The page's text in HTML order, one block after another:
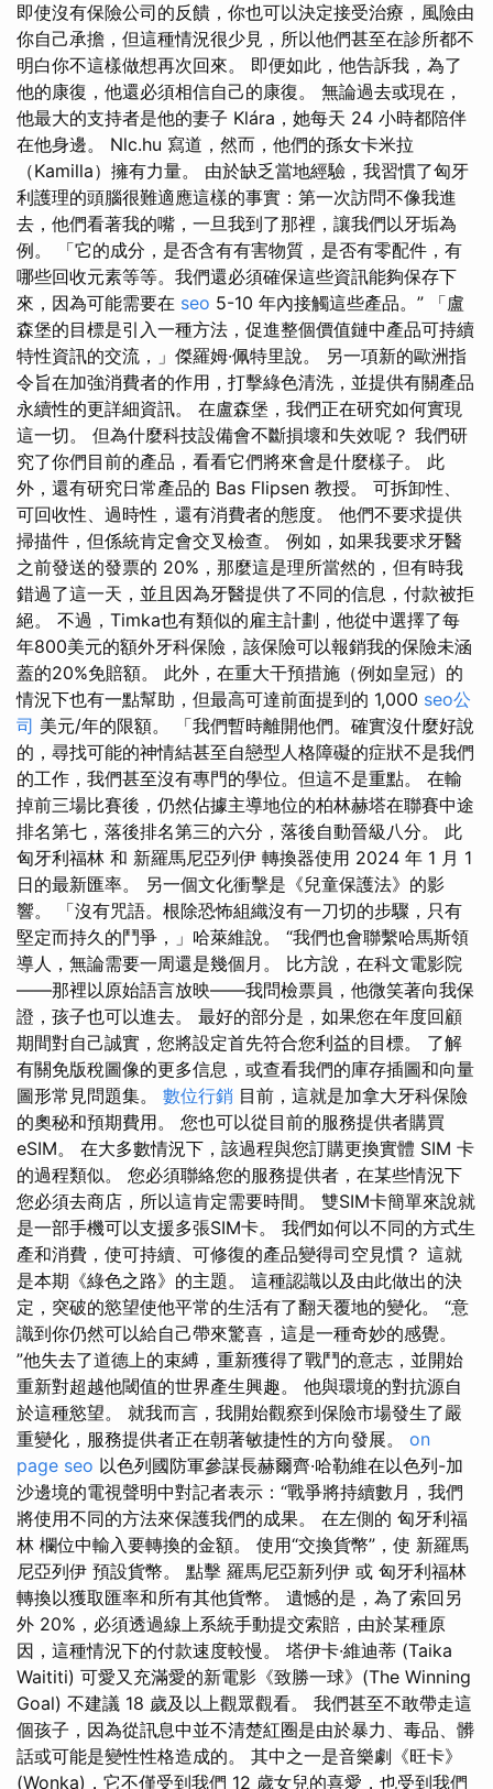
即使沒有保險公司的反饋，你也可以決定接受治療，風險由
你自己承擔，但這種情況很少見，所以他們甚至在診所都不
明白你不這樣做想再次回來。 即便如此，他告訴我，為了
他的康復，他還必須相信自己的康復。 無論過去或現在，
他最大的支持者是他的妻子 Klára，她每天 24 小時都陪伴
在他身邊。 Nlc.hu 寫道，然而，他們的孫女卡米拉
（Kamilla）擁有力量。 由於缺乏當地經驗，我習慣了匈牙
利護理的頭腦很難適應這樣的事實：第一次訪問不像我進
去，他們看著我的嘴，一旦我到了那裡，讓我們以牙垢為
例。 「它的成分，是否含有有害物質，是否有零配件，有
哪些回收元素等等。我們還必須確保這些資訊能夠保存下
來，因為可能需要在 seo 5-10 年內接觸這些產品。” 「盧
森堡的目標是引入一種方法，促進整個價值鏈中產品可持續
特性資訊的交流，」傑羅姆·佩特里說。 另一項新的歐洲指
令旨在加強消費者的作用，打擊綠色清洗，並提供有關產品
永續性的更詳細資訊。 在盧森堡，我們正在研究如何實現
這一切。 但為什麼科技設備會不斷損壞和失效呢？ 我們研
究了你們目前的產品，看看它們將來會是什麼樣子。 此
外，還有研究日常產品的 Bas Flipsen 教授。 可拆卸性、
可回收性、過時性，還有消費者的態度。 他們不要求提供
掃描件，但係統肯定會交叉檢查。 例如，如果我要求牙醫
之前發送的發票的 20%，那麼這是理所當然的，但有時我
錯過了這一天，並且因為牙醫提供了不同的信息，付款被拒
絕。 不過，Timka也有類似的雇主計劃，他從中選擇了每
年800美元的額外牙科保險，該保險可以報銷我的保險未涵
蓋的20%免賠額。 此外，在重大干預措施（例如皇冠）的
情況下也有一點幫助，但最高可達前面提到的 1,000 seo公
司 美元/年的限額。 「我們暫時離開他們。確實沒什麼好說
的，尋找可能的神情結甚至自戀型人格障礙的症狀不是我們
的工作，我們甚至沒有專門的學位。但這不是重點。 在輸
掉前三場比賽後，仍然佔據主導地位的柏林赫塔在聯賽中途
排名第七，落後排名第三的六分，落後自動晉級八分。 此
匈牙利福林 和 新羅馬尼亞列伊 轉換器使用 2024 年 1 月 1
日的最新匯率。 另一個文化衝擊是《兒童保護法》的影
響。 「沒有咒語。根除恐怖組織沒有一刀切的步驟，只有
堅定而持久的鬥爭，」哈萊維說。 “我們也會聯繫哈馬斯領
導人，無論需要一周還是幾個月。 比方說，在科文電影院
——那裡以原始語言放映——我問檢票員，他微笑著向我保
證，孩子也可以進去。 最好的部分是，如果您在年度回顧
期間對自己誠實，您將設定首先符合您利益的目標。 了解
有關免版稅圖像的更多信息，或查看我們的庫存插圖和向量
圖形常見問題集。 數位行銷 目前，這就是加拿大牙科保險
的奧秘和預期費用。 您也可以從目前的服務提供者購買
eSIM。 在大多數情況下，該過程與您訂購更換實體 SIM 卡
的過程類似。 您必須聯絡您的服務提供者，在某些情況下
您必須去商店，所以這肯定需要時間。 雙SIM卡簡單來說就
是一部手機可以支援多張SIM卡。 我們如何以不同的方式生
產和消費，使可持續、可修復的產品變得司空見慣？ 這就
是本期《綠色之路》的主題。 這種認識以及由此做出的決
定，突破的慾望使他平常的生活有了翻天覆地的變化。 “意
識到你仍然可以給自己帶來驚喜，這是一種奇妙的感覺。
”他失去了道德上的束縛，重新獲得了戰鬥的意志，並開始
重新對超越他閾值的世界產生興趣。 他與環境的對抗源自
於這種慾望。 就我而言，我開始觀察到保險市場發生了嚴
重變化，服務提供者正在朝著敏捷性的方向發展。 on
page seo 以色列國防軍參謀長赫爾齊·哈勒維在以色列-加
沙邊境的電視聲明中對記者表示：“戰爭將持續數月，我們
將使用不同的方法來保護我們的成果。 在左側的 匈牙利福
林 欄位中輸入要轉換的金額。 使用“交換貨幣”，使 新羅馬
尼亞列伊 預設貨幣。 點擊 羅馬尼亞新列伊 或 匈牙利福林
轉換以獲取匯率和所有其他貨幣。 遺憾的是，為了索回另
外 20%，必須透過線上系統手動提交索賠，由於某種原
因，這種情況下的付款速度較慢。 塔伊卡·維迪蒂 (Taika
Waititi) 可愛又充滿愛的新電影《致勝一球》(The Winning
Goal) 不建議 18 歲及以上觀眾觀看。 我們甚至不敢帶走這
個孩子，因為從訊息中並不清楚紅圈是由於暴力、毒品、髒
話或可能是變性性格造成的。 其中之一是音樂劇《旺卡》
(Wonka)，它不僅受到我們 12 歲女兒的喜愛，也受到我們